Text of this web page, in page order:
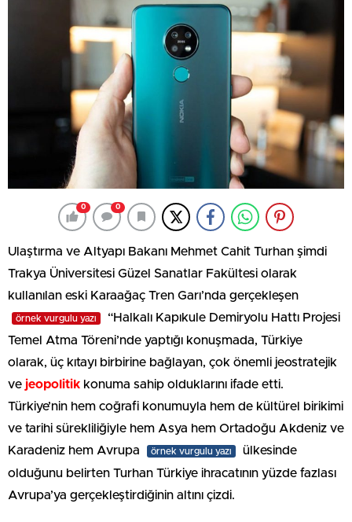
0 0
Ulaştırma ve Altyapı Bakanı Mehmet Cahit Turhan şimdi
Trakya Üniversitesi Güzel Sanatlar Fakültesi olarak
kullanılan eski Karaağaç Tren Garı’nda gerçekleşen
örnek vurgulu yazı
“Halkalı Kapıkule Demiryolu Hattı Projesi
Temel Atma Töreni’nde yaptığı konuşmada, Türkiye
olarak, üç kıtayı birbirine bağlayan, çok önemli jeostratejik
ve jeopolitik konuma sahip olduklarını ifade etti.
Türkiye’nin hem coğrafi konumuyla hem de kültürel birikimi
ve tarihi sürekliliğiyle hem Asya hem Ortadoğu Akdeniz ve
Karadeniz hem Avrupa
örnek vurgulu yazı
ülkesinde
olduğunu belirten Turhan Türkiye ihracatının yüzde fazlası
Avrupa’ya gerçekleştirdiğinin altını çizdi.